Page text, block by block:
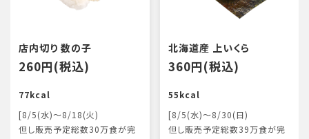
店内切り 数の子
260円(税込)
77kcal
[8/5(水)～8/18(火)
但し販売予定総数30万食が完
北海道産 上いくら
360円(税込)
55kcal
[8/5(水)～8/30(日)
但し販売予定総数39万食が完